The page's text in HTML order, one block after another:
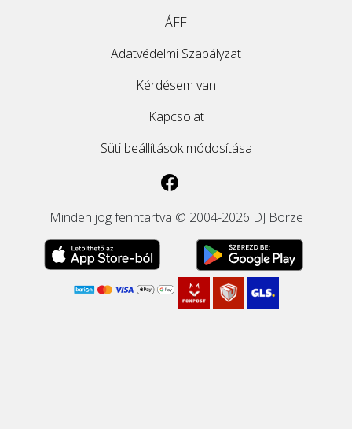
ÁFF
Adatvédelmi Szabályzat
Kérdésem van
Kapcsolat
Süti beállítások módosítása
Minden jog fenntartva © 2004-2026 DJ Börze